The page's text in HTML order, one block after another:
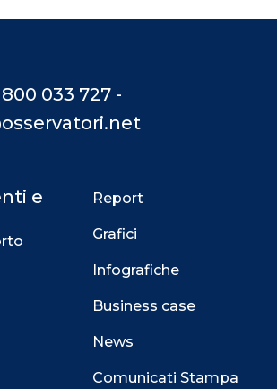
033 727 -
e
Report
Grafici
Infografiche
Business case
News
Comunicati Stampa